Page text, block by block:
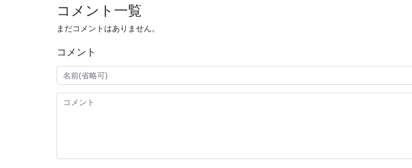
コメント一覧
まだコメントはありません。
コメント